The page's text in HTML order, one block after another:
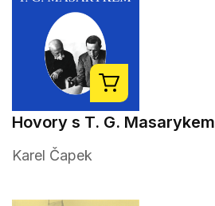
Hovory s T. G. Masarykem
Karel Čapek